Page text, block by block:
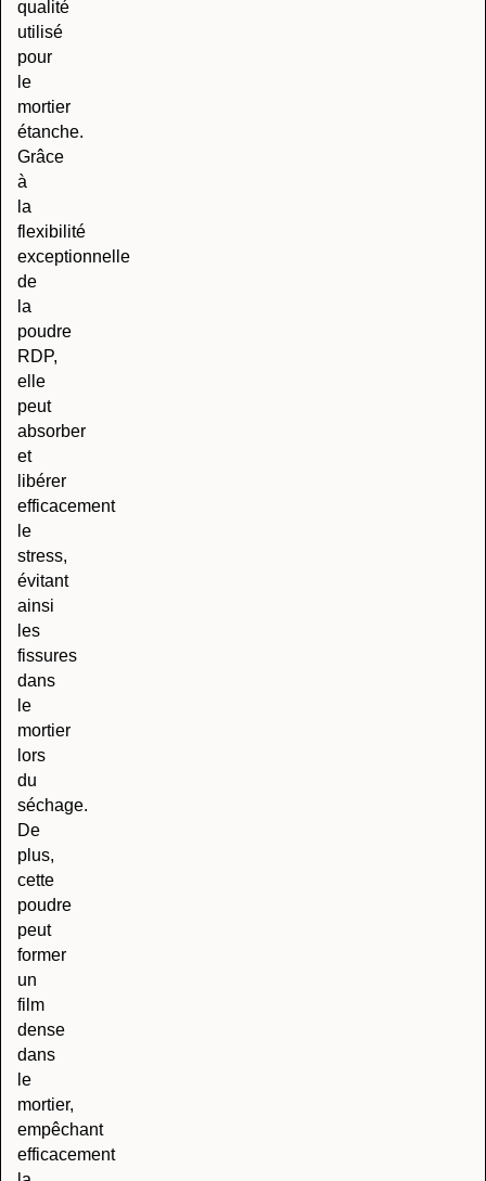
qualité
utilisé
pour
le
mortier
étanche.
Grâce
à
la
flexibilité
exceptionnelle
de
la
poudre
RDP,
elle
peut
absorber
et
libérer
efficacement
le
stress,
évitant
ainsi
les
fissures
dans
le
mortier
lors
du
séchage.
De
plus,
cette
poudre
peut
former
un
film
dense
dans
le
mortier,
empêchant
efficacement